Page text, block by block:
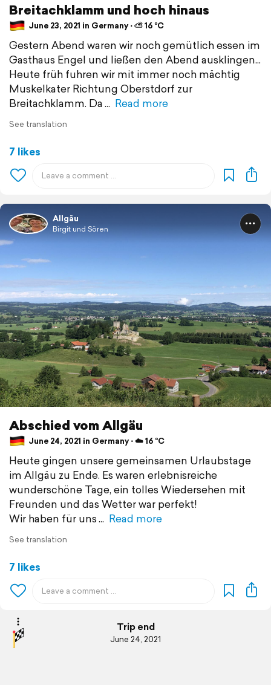
Breitachklamm und hoch hinaus
June 23, 2021 in Germany ⋅ ⛅ 16 °C
Gestern Abend waren wir noch gemütlich essen im
Gasthaus Engel und ließen den Abend ausklingen...
Heute früh fuhren wir mit immer noch mächtig
Muskelkater Richtung Oberstdorf zur
Breitachklamm. Da
Read more
See translation
7 likes
Allgäu
Birgit und Sören
Abschied vom Allgäu
June 24, 2021 in Germany ⋅ ☁️ 16 °C
Heute gingen unsere gemeinsamen Urlaubstage
im Allgäu zu Ende. Es waren erlebnisreiche
wunderschöne Tage, ein tolles Wiedersehen mit
Freunden und das Wetter war perfekt!
Wir haben für uns
Read more
See translation
7 likes
Trip end
June 24, 2021